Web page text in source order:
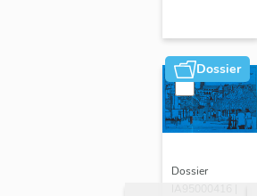
Dossier
Dossier